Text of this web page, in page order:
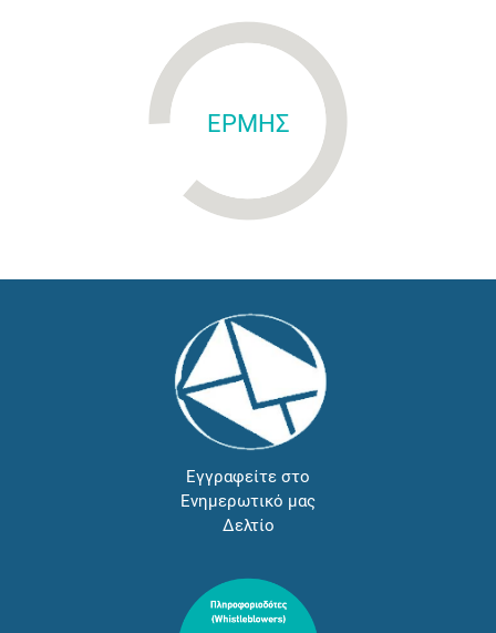
ΕΡΜΗΣ
Εγγραφείτε στο
Ενημερωτικό μας
Δελτίο